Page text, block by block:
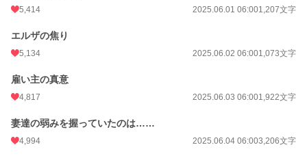
5,414 2025.06.01 06:001,207文字
エルザの焦り
5,134 2025.06.02 06:001,073文字
雇い主の真意
4,817 2025.06.03 06:001,922文字
妻達の弱みを握っていたのは……
4,994 2025.06.04 06:003,206文字